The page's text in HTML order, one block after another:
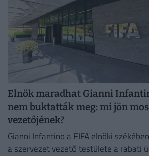
Elnök maradhat Gianni
nem buktatták meg: mi jön
vezetőjének?
Gianni Infantino a FIFA elnöki
a szervezet vezető testülete a rabati